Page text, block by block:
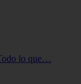
lo que…